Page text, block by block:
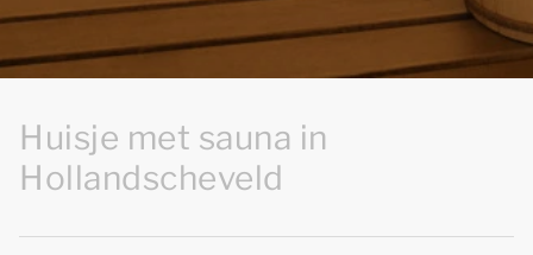
Huisje met sauna in
Hollandscheveld